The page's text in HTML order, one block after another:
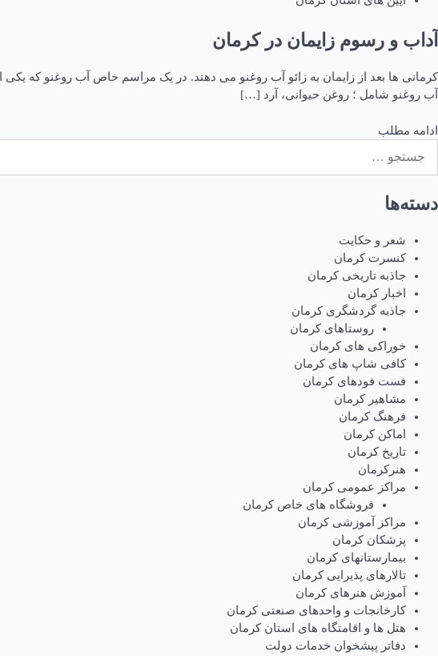
آداب و رسوم زایمان در کرمان
کرمانی ها بعد از زایمان به زائو آب روغنو می دهند. در یک مراسم خاص آب روغنو که
آب روغنو شامل ؛ روغن حیوانی، آرد […]
ادامه مطلب
برای:
دسته‌ها
شعر و حکایت
کنسرت کرمان
جاذبه تاریخی کرمان
اخبار کرمان
جاذبه گردشگری کرمان
روستاهای کرمان
خوراکی های کرمان
کافی شاپ های کرمان
فست فودهای کرمان
مشاهیر کرمان
فرهنگ کرمان
اماکن کرمان
تاریخ کرمان
هنرکرمان
مراکز عمومی کرمان
فروشگاه های خاص کرمان
مراکز آموزشی کرمان
پزشکان کرمان
بیمارستانهای کرمان
تالارهای پذیرایی کرمان
آموزش هنرهای کرمان
کارخانجات و واحدهای صنعتی کرمان
هتل ها و اقامتگاه های استان کرمان
دفاتر پیشخوان خدمات دولت